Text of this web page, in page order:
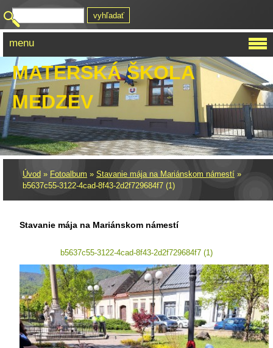
MATERSKÁ ŠKOLA
MEDZEV
Úvod » Fotoalbum » Stavanie mája na Mariánskom námestí »
b5637c55-3122-4cad-8f43-2d2f729684f7 (1)
Stavanie mája na Mariánskom námestí
b5637c55-3122-4cad-8f43-2d2f729684f7 (1)
menu